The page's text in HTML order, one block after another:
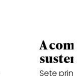
A
Sete